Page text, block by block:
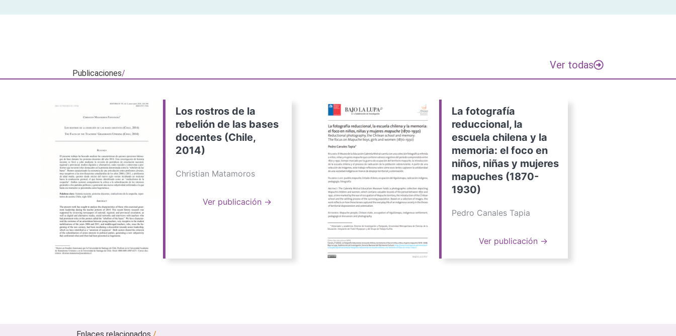
Publicaciones/
Ver todas
Los rostros de la
rebelión de las bases
docentes (Chile,
2014)
Christian Matamoros
Ver publicación →
La fotografía
reduccional, la
escuela chilena y la
memoria: el foco en
niños, niñas y mujeres
mapuches (1870-
1930)
Pedro Canales Tapia
Ver publicación →